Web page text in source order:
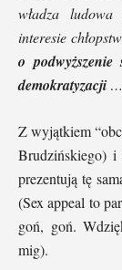
władza
interesie
o
demokratyzacji
Z wyjątkiem
Brudzińskiego) i
prezentują tę
(Sex appeal to
goń, goń.
mig).